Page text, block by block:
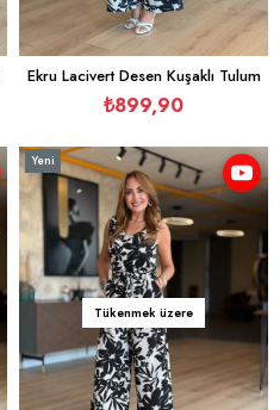
Ekru Lacivert Desen Kuşaklı Tulum
₺899,90
Tükenmek üzere
Yeni
Ürün